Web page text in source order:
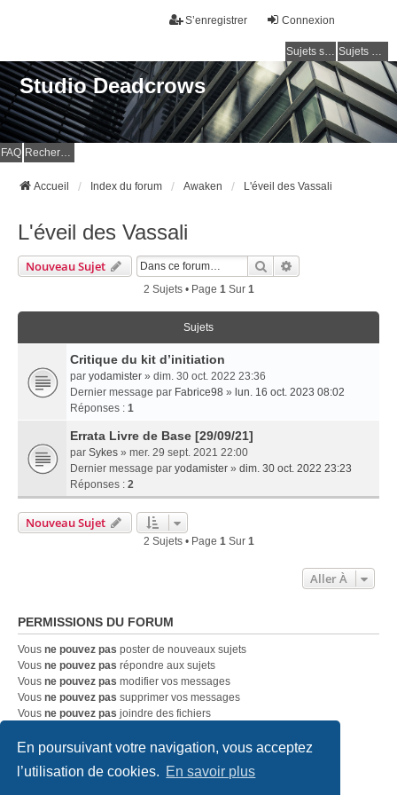
En poursuivant votre navigation, vous acceptez
l’utilisation de cookies. En savoir plus
Connexion
S’enregistrer
Sujets sans réponse Sujets actifs
Studio Deadcrows
FAQ Rechercher
Accueil Index du forum Awaken L'éveil des Vassali
L'éveil des Vassali
Nouveau Sujet Rechercher
2 Sujets • Page 1Sur 1
Sujets
Critique du kit d’initiation
par yodamister » dim. 30 oct. 2022 23:36
Dernier message par Fabrice98 » lun. 16 oct. 2023 08:02
Réponses : 1
Errata Livre de Base [29/09/21]
par Sykes » mer. 29 sept. 2021 22:00
Dernier message par yodamister » dim. 30 oct. 2022 23:23
Réponses : 2
Nouveau Sujet
2 Sujets • Page 1Sur 1
Aller À
PERMISSIONS DU FORUM
Vous ne pouvez pas poster de nouveaux sujets
Vous ne pouvez pas répondre aux sujets
Vous ne pouvez pas modifier vos messages
Vous ne pouvez pas supprimer vos messages
Vous ne pouvez pas joindre des fichiers
Accueil Index du forum Nous contacter